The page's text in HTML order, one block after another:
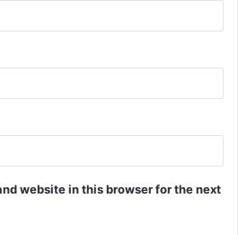
website in this browser for the next